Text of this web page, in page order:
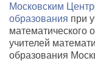
Московским
образования при
математического
учителей
образования